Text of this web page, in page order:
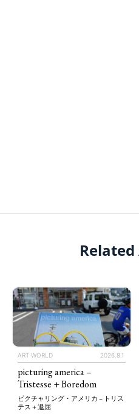
ART WORLD 2026.8.1
picturing america –
Tristesse + Boredom
ピクチャリング・アメリカ – トリス
テス＋退屈